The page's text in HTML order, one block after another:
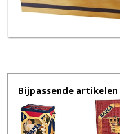
Bijpassende artikelen